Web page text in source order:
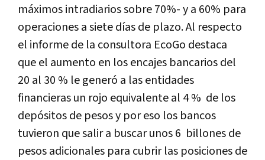
máximos intradiarios sobre 70%- y a 60% para
operaciones a siete días de plazo.Al respecto
el informe de la consultora EcoGo destaca
que el aumento en los encajes bancarios del
20 al 30 % le generó a las entidades
financieras un rojo equivalente al 4 % de los
depósitos de pesos y por eso los bancos
tuvieron que salir a buscar unos 6 billones de
pesos adicionales para cubrir las posiciones de